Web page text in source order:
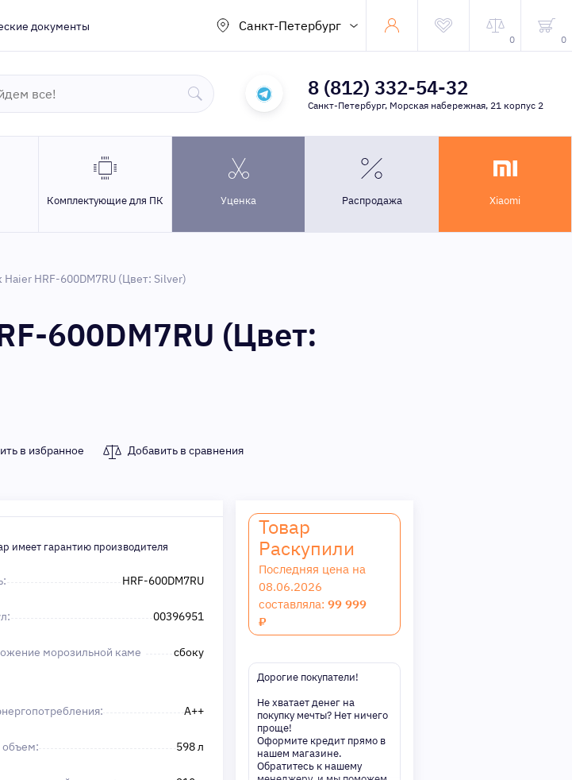
документы Санкт-Петербург
0 0
8 (812) 332-54-32
Санкт-Петербург, Морская набережная, 21 корпус 2
Комплектующие для ПК Уценка Распродажа Xiaomi
HRF-600DM7RU (Цвет: Silver)
600DM7RU (Цвет:
в избранное Добавить в сравнения
имеет гарантию производителя
HRF-600DM7RU
00396951
морозильной каме
сбоку
A++
598 л
Товар
Раскупили
Последняя цена на
08.06.2026
составляла: 99 999
₽
Дорогие покупатели!
Не хватает денег на
покупку мечты? Нет ничего
проще!
Оформите кредит прямо в
нашем магазине.
Обратитесь к нашему